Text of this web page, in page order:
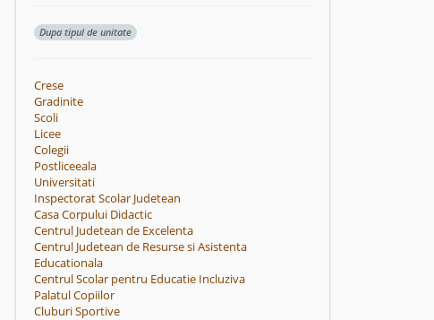
Dupa tipul de unitate
Crese
Gradinite
Scoli
Licee
Colegii
Postliceeala
Universitati
Inspectorat Scolar Judetean
Casa Corpului Didactic
Centrul Judetean de Excelenta
Centrul Judetean de Resurse si Asistenta
Educationala
Centrul Scolar pentru Educatie Incluziva
Palatul Copiilor
Cluburi Sportive